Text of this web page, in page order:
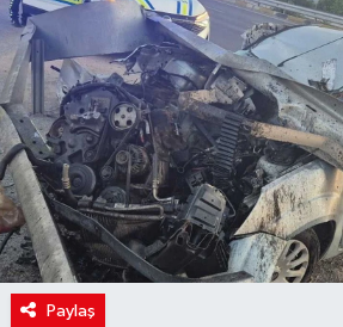
Paylaş